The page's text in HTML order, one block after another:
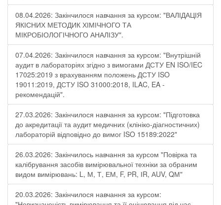
08.04.2026: Закінчилося навчання за курсом: "ВАЛІДАЦІЯ
ЯКІСНИХ МЕТОДИК ХІМІЧНОГО ТА
МІКРОБІОЛОГІЧНОГО АНАЛІЗУ".
07.04.2026: Закінчилося навчання за курсом: "Внутрішній
аудит в лабораторіях згідно з вимогами ДСТУ EN ISO/IEC
17025:2019 з врахуванням положень ДСТУ ISO
19011:2019, ДСТУ ISO 31000:2018, ILAC, EA -
рекомендацій".
27.03.2026: Закінчилося навчання за курсом: "Підготовка
до акредитації та аудит медичних (клініко-діагностичних)
лабораторій відповідно до вимог ISO 15189:2022"
26.03.2026: Закінчилось навчання за курсом "Повірка та
калібрування засобів вимірювальної техніки за обраним
видом вимірювань: L, М, Т, ЕМ, F, РR, ІR, АUV, QМ"
20.03.2026: Закінчилося навчання за курсом: